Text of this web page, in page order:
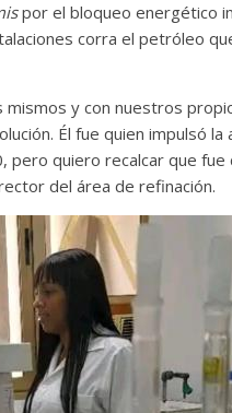
por el bloqueo energético
corra el petróleo
y con nuestros
Él fue quien impulsó la
pero quiero recalcar que
del área de refinación.